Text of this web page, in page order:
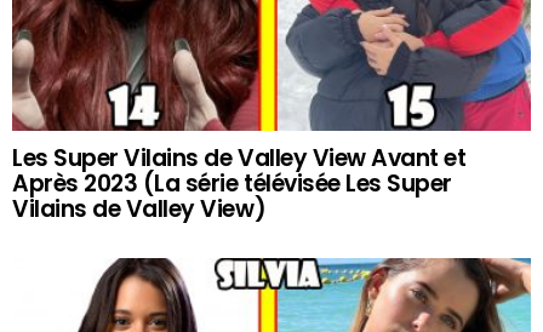
Les Super Vilains de Valley View Avant et
Après 2023 (La série télévisée Les Super
Vilains de Valley View)